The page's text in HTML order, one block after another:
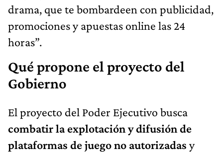
drama, que te bombardeen con publicidad,
promociones y apuestas online las 24
horas”.
Qué propone el proyecto del
Gobierno
El proyecto del Poder Ejecutivo busca
combatir la explotación y difusión de
plataformas de juego no autorizadas y